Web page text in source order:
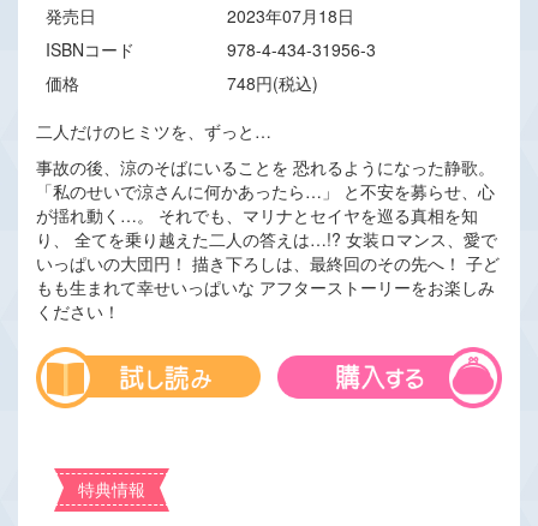
発売日
2023年07月18日
ISBNコード
978-4-434-31956-3
価格
748円(税込)
二人だけのヒミツを、ずっと…
事故の後、涼のそばにいることを 恐れるようになった静歌。
「私のせいで涼さんに何かあったら…」 と不安を募らせ、心
が揺れ動く…。 それでも、マリナとセイヤを巡る真相を知
り、 全てを乗り越えた二人の答えは…!? 女装ロマンス、愛で
いっぱいの大団円！ 描き下ろしは、最終回のその先へ！ 子ど
もも生まれて幸せいっぱいな アフターストーリーをお楽しみ
ください！
特典情報